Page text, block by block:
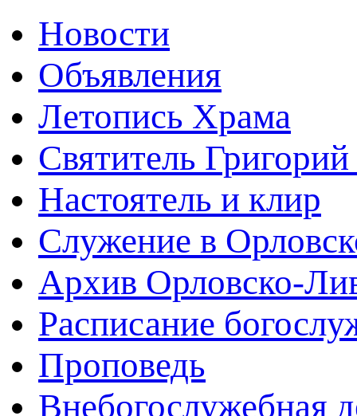
Новости
Объявления
Летопись Храма
Святитель
Настоятель и клир
Служение в
Архив Орловско-
Расписание
Проповедь
Внебогослужебная